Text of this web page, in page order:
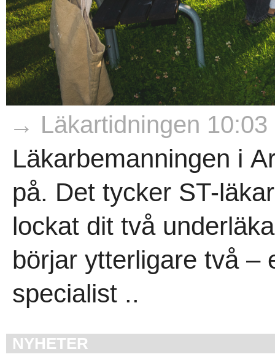
→ Läkartidningen 10:03
Läkarbemanningen i
på. Det tycker ST-
lockat dit två
börjar ytterligare två –
specialist ..
NYHETER